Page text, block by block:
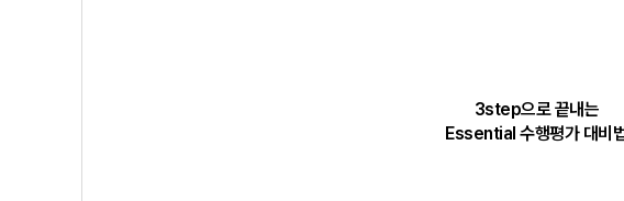
3step으로 끝내는
Essential 수행평가 대비